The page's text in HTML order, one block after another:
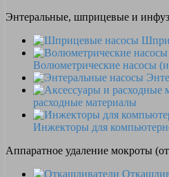
Энтеральные, шприцевые и
Волюметрические насосы
расходные материалы
Инжекторы для
Аппаратное удаление мокроты